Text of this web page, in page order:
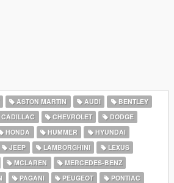
ASTON MARTIN AUDI
BENTLEY
CADILLAC CHEVROLET
DODGE
HONDA HUMMER
HYUNDAI
JEEP LAMBORGHINI
LEXUS
MCLAREN
MERCEDES-BENZ
PAGANI PEUGEOT
PONTIAC